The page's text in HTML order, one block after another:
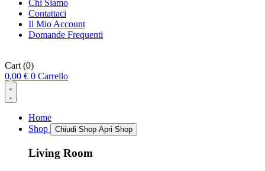
Chi Siamo
Contattaci
Il Mio Account
Domande Frequenti
Cart (0)
0,00 € 0 Carrello
Home
Shop
Chiudi Shop Apri Shop
Living Room